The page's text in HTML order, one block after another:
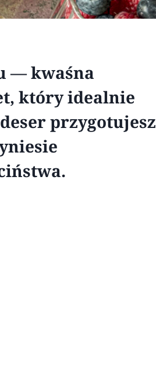
— kwaśna
który idealnie
przygotujesz